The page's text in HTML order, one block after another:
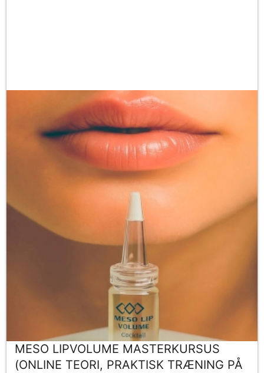
MESO LIPVOLUME MASTERKURSUS
(ONLINE TEORI, PRAKTISK TRÆNING PÅ